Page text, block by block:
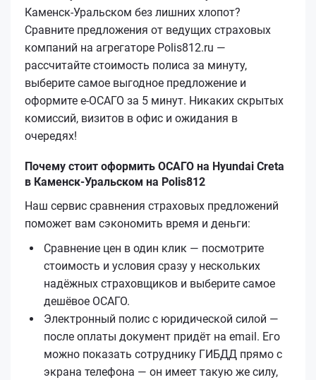
Каменск-Уральском без лишних хлопот?
Сравните предложения от ведущих страховых
компаний на агрегаторе Polis812.ru —
рассчитайте стоимость полиса за минуту,
выберите самое выгодное предложение и
оформите е‑ОСАГО за 5 минут. Никаких скрытых
комиссий, визитов в офис и ожидания в
очередях!
Почему стоит оформить ОСАГО на Hyundai Creta
в Каменск-Уральском на Polis812
Наш сервис сравнения страховых предложений
поможет вам сэкономить время и деньги:
Сравнение цен в один клик — посмотрите
стоимость и условия сразу у нескольких
надёжных страховщиков и выберите самое
дешёвое ОСАГО.
Электронный полис с юридической силой —
после оплаты документ придёт на email. Его
можно показать сотруднику ГИБДД прямо с
экрана телефона — он имеет такую же силу,